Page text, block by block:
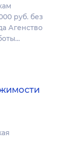
руб. без
Агенство